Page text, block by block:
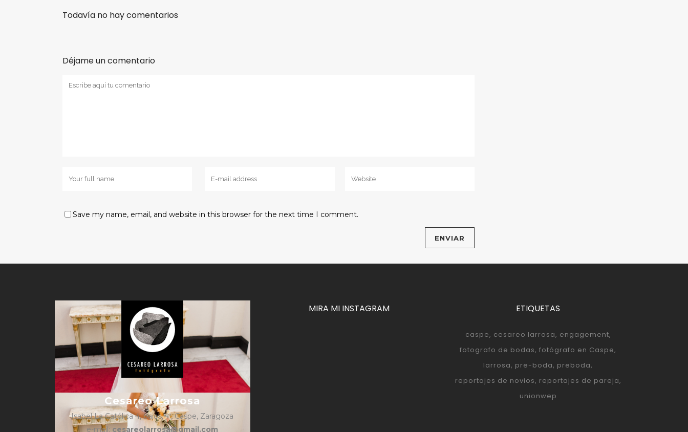
Todavía no hay comentarios
Déjame un comentario
Save my name, email, and website in this browser for the next time I comment.
Cesareo Larrosa
Isabel La Católica 4, bajos, 1º, Caspe, Zaragoza
e-mail: cesareolarrosa@gmail.com
MIRA MI INSTAGRAM ETIQUETAS
caspe cesareo larrosa engagement
fotografo de bodas fotógrafo en Caspe
larrosa pre-boda preboda
reportajes de novios reportajes de pareja
unionwep